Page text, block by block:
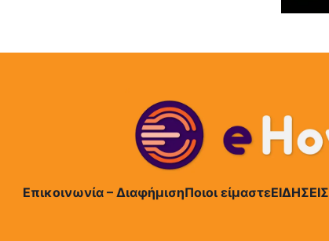
Επικοινωνία – ΔιαφήμισηΠοιοι είμαστεΕΙΔΗΣΕΙΣ